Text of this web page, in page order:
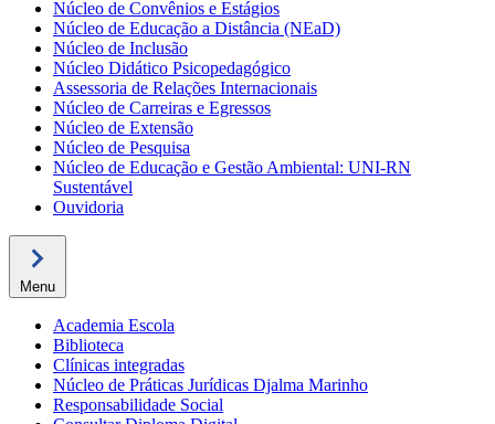
Núcleo de Convênios e Estágios
Núcleo de Educação a Distância (NEaD)
Núcleo de Inclusão
Núcleo Didático Psicopedagógico
Assessoria de Relações Internacionais
Núcleo de Carreiras e Egressos
Núcleo de Extensão
Núcleo de Pesquisa
Núcleo de Educação e Gestão Ambiental: UNI-RN
Sustentável
Ouvidoria
Menu
Academia Escola
Biblioteca
Clínicas integradas
Núcleo de Práticas Jurídicas Djalma Marinho
Responsabilidade Social